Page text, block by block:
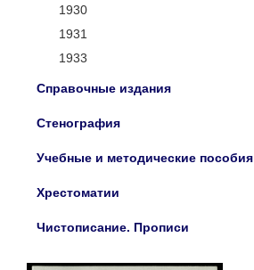
1930
1931
1933
Справочные издания
Стенография
Учебные и методические пособия
Хрестоматии
Чистописание. Прописи